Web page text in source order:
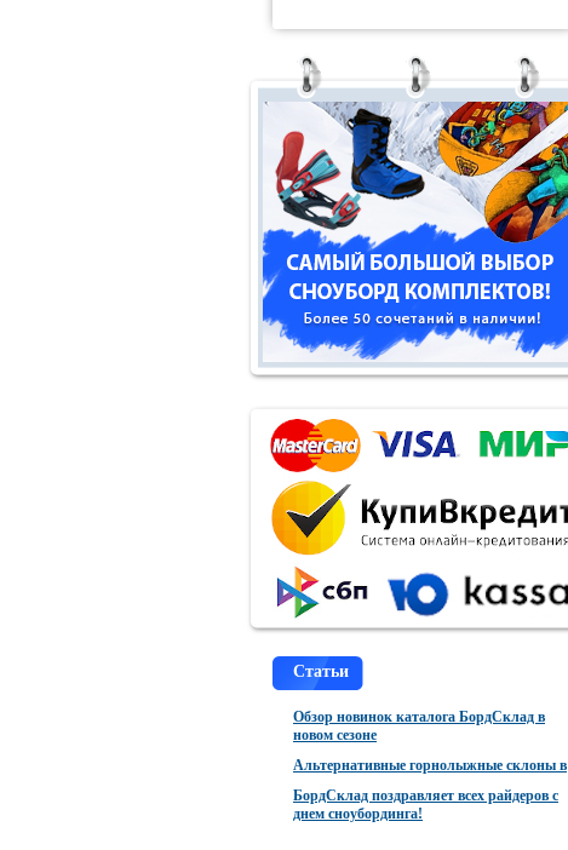
Статьи
Обзор новинок каталога БордСклад в
новом сезоне
Альтернативные горнолыжные склоны в
БордСклад поздравляет всех райдеров с
днем сноубординга!